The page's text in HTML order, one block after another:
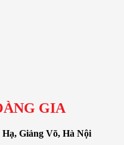
GIA
Giảng Võ, Hà Nội